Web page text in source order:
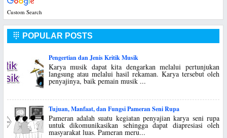
Custom Search
 POPULAR POSTS
Pengertian dan Jenis Kritik Musik
Karya musik dapat kita dengarkan melalui pertunjukan
langsung atau melalui hasil rekaman. Karya tersebut oleh
penyajinya, baik pemain musik ...
Tujuan, Manfaat, dan Fungsi Pameran Seni Rupa
Pameran adalah suatu kegiatan penyajian karya seni rupa
untuk dikomunikasikan sehingga dapat diapresiasi oleh
masyarakat luas. Pameran meru...